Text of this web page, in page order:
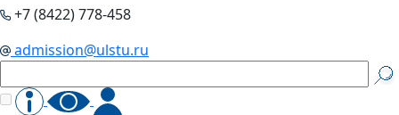
+7 (8422) 778-458
admission@ulstu.ru